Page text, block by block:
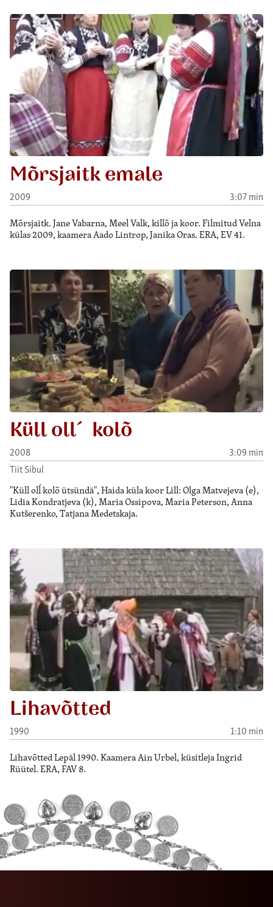
Mõrsjaitk emale
2009 3:07 min
Mõrsjaitk. Jane Vabarna, Meel Valk, killõ ja koor. Filmitud Velna
külas 2009, kaamera Aado Lintrop, Janika Oras. ERA, EV 41.
Küll oll´ kolõ
2008
3:09 min
Tiit Sibul
"Küll olĺ kolõ ütsündä", Haida küla koor Lill: Olga Matvejeva (e),
Lidia Kondratjeva (k), Maria Ossipova, Maria Peterson, Anna
Kutšerenko, Tatjana Medetskaja.
Lihavõtted
1990 1:10 min
Lihavõtted Lepäl 1990. Kaamera Ain Urbel, küsitleja Ingrid
Rüütel. ERA, FAV 8.